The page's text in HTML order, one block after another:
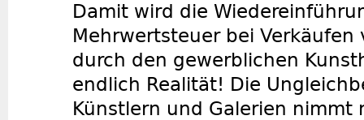
Damit wird die
Mehrwertsteuer bei Verkäufen
durch den gewerblichen
endlich Realität! Die
Künstlern und Galerien nimmt